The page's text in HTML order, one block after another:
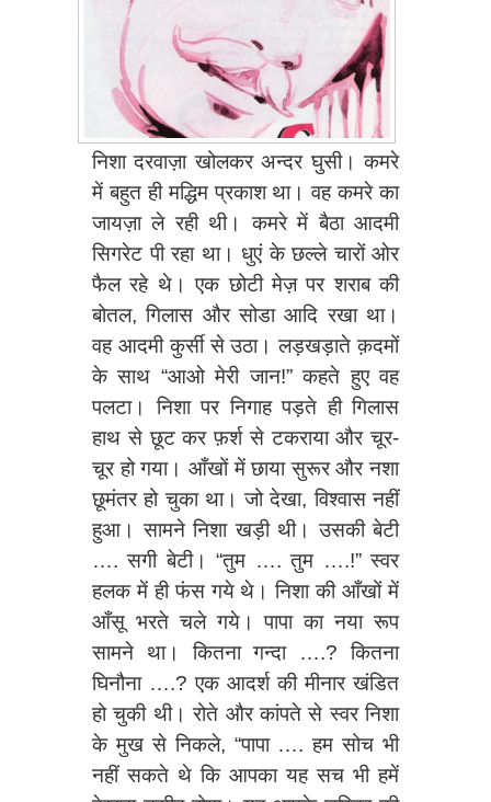
निशा दरवाज़ा खोलकर अन्दर घुसी। कमरे
में बहुत ही मद्धिम प्रकाश था। वह कमरे का
जायज़ा ले रही थी। कमरे में बैठा आदमी
सिगरेट पी रहा था। धुएं के छल्ले चारों ओर
फैल रहे थे। एक छोटी मेज़ पर शराब की
बोतल, गिलास और सोडा आदि रखा था।
वह आदमी कुर्सी से उठा। लड़खड़ाते क़दमों
के साथ “आओ मेरी जान!” कहते हुए वह
पलटा। निशा पर निगाह पड़ते ही गिलास
हाथ से छूट कर फ़र्श से टकराया और चूर-
चूर हो गया। आँखों में छाया सुरूर और नशा
छूमंतर हो चुका था। जो देखा, विश्‍वास नहीं
हुआ। सामने निशा खड़ी थी। उसकी बेटी
…. सगी बेटी। “तुम …. तुम ….!” स्वर
हलक में ही फंस गये थे। निशा की आँखों में
आँसू भरते चले गये। पापा का नया रूप
सामने था। कितना गन्दा ….? कितना
घिनौना ….? एक आदर्श की मीनार खंडित
हो चुकी थी। रोते और कांपते से स्वर निशा
के मुख से निकले, “पापा …. हम सोच भी
नहीं सकते थे कि आपका यह सच भी हमें